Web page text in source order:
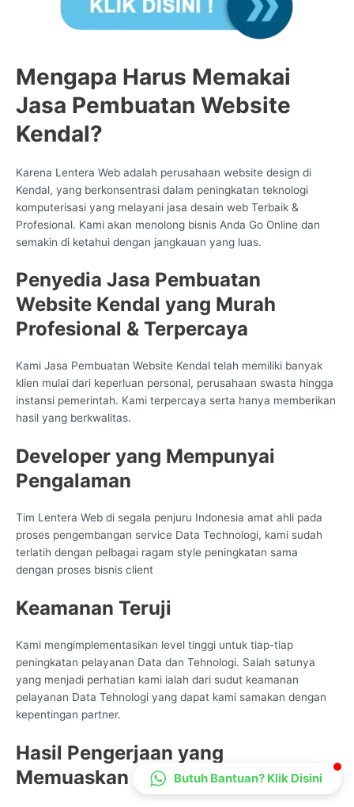
Mengapa Harus Memakai
Jasa Pembuatan Website
Kendal?
Karena Lentera Web adalah perusahaan website design di
Kendal, yang berkonsentrasi dalam peningkatan teknologi
komputerisasi yang melayani jasa desain web Terbaik &
Profesional. Kami akan menolong bisnis Anda Go Online dan
semakin di ketahui dengan jangkauan yang luas.
Penyedia Jasa Pembuatan
Website Kendal yang Murah
Profesional & Terpercaya
Kami Jasa Pembuatan Website Kendal telah memiliki banyak
klien mulai dari keperluan personal, perusahaan swasta hingga
instansi pemerintah. Kami terpercaya serta hanya memberikan
hasil yang berkwalitas.
Developer yang Mempunyai
Pengalaman
Tim Lentera Web di segala penjuru Indonesia amat ahli pada
proses pengembangan service Data Technologi, kami sudah
terlatih dengan pelbagai ragam style peningkatan sama
dengan proses bisnis client
Keamanan Teruji
Kami mengimplementasikan level tinggi untuk tiap-tiap
peningkatan pelayanan Data dan Tehnologi. Salah satunya
yang menjadi perhatian kami ialah dari sudut keamanan
pelayanan Data Tehnologi yang dapat kami samakan dengan
kepentingan partner.
Hasil Pengerjaan yang
Memuaskan
CS Lenteraweb
Online
Butuh Bantuan? Klik Disini